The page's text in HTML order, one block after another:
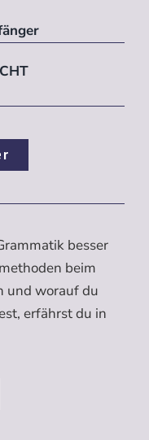
besser
beim
und worauf du
erfährst du in